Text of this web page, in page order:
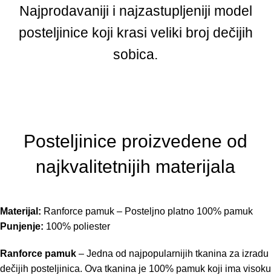
Najprodavaniji i najzastupljeniji model
posteljinice koji krasi veliki broj dečijih
sobica.
Posteljinice proizvedene od
najkvalitetnijih materijala
Materijal: Ranforce pamuk – Posteljno platno 100% pamuk
Punjenje: 100% poliester
Ranforce pamuk – Jedna od najpopularnijih tkanina za izradu
dečijih posteljinica. Ova tkanina je 100% pamuk koji ima visoku